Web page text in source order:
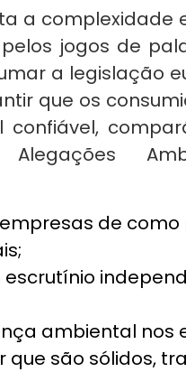
a complexidade
jogos de
a legislação
que os
de como
ambiental nos
são sólidos,